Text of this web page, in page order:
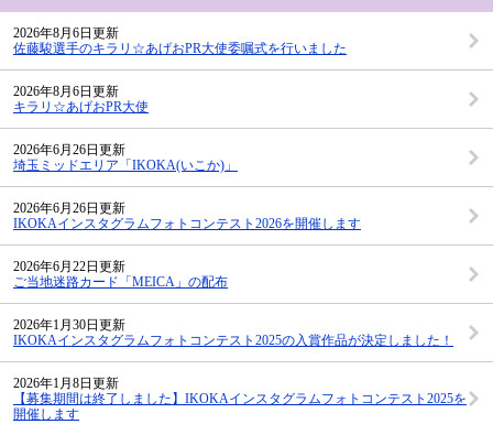
2026年8月6日更新
佐藤駿選手のキラリ☆あげおPR大使委嘱式を行いました
2026年8月6日更新
キラリ☆あげおPR大使
2026年6月26日更新
埼玉ミッドエリア「IKOKA(いこか)」
2026年6月26日更新
IKOKAインスタグラムフォトコンテスト2026を開催します
2026年6月22日更新
ご当地迷路カード「MEICA」の配布
2026年1月30日更新
IKOKAインスタグラムフォトコンテスト2025の入賞作品が決定しました！
2026年1月8日更新
【募集期間は終了しました】IKOKAインスタグラムフォトコンテスト2025を
開催します